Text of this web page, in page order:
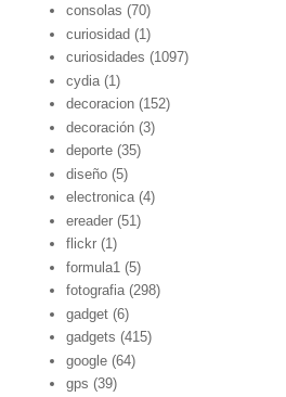
consolas (70)
curiosidad (1)
curiosidades (1097)
cydia (1)
decoracion (152)
decoración (3)
deporte (35)
diseño (5)
electronica (4)
ereader (51)
flickr (1)
formula1 (5)
fotografia (298)
gadget (6)
gadgets (415)
google (64)
gps (39)